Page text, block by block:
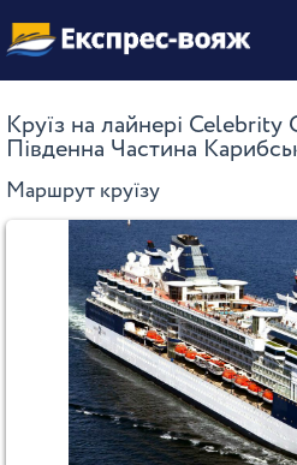
Круїз на лайнері
Південна Частина
Маршрут круїзу